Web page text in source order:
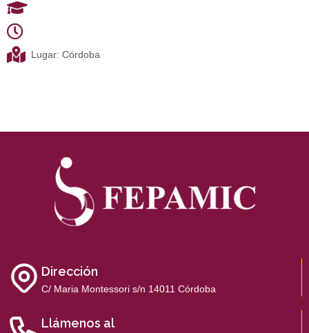
Lugar: Córdoba
Dirección
C/ Maria Montessori s/n 14011 Córdoba
Llámenos al